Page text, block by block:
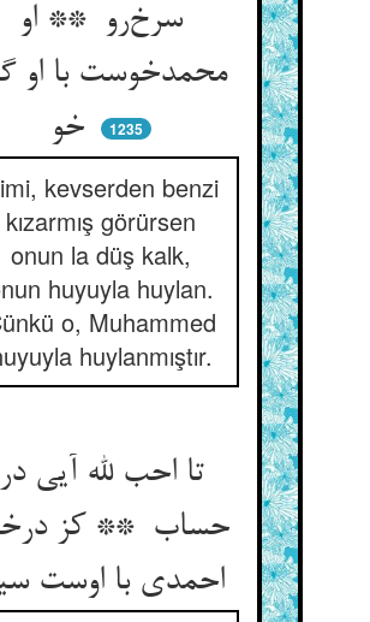
سرخ‌رو ** او
محمدخوست با او
1235
kevserden benzi
kızarmış görürsen
onun la düş kalk,
huyuyla huylan.
o, Muhammed
huylanmıştır.
تا احب لله آیی در
حساب ** کز
احمدی با اوست سیب